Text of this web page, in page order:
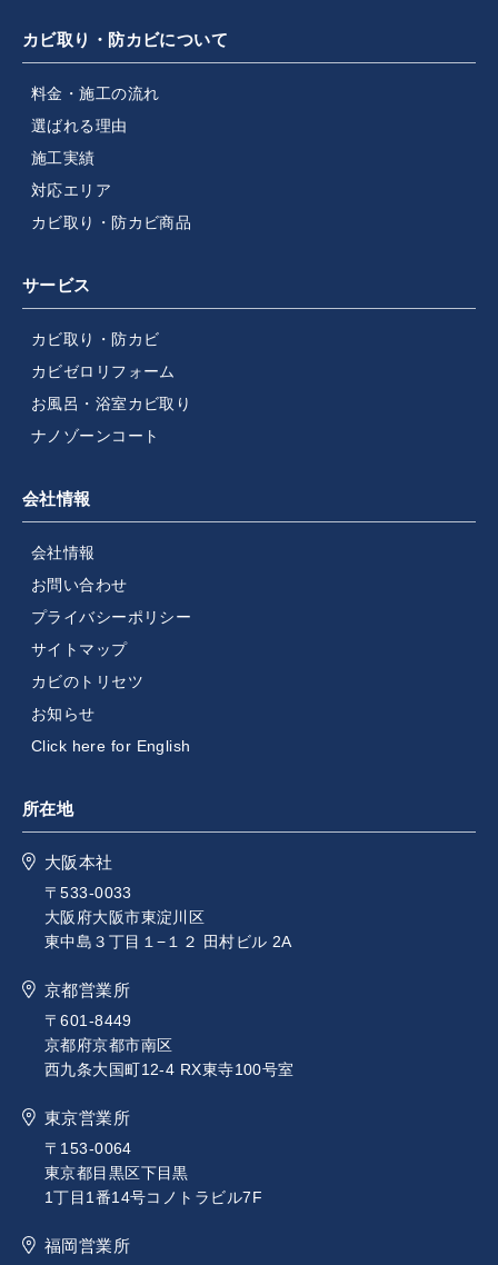
カビ取り・防カビについて
料金・施工の流れ
選ばれる理由
施工実績
対応エリア
カビ取り・防カビ商品
サービス
カビ取り・防カビ
カビゼロリフォーム
お風呂・浴室カビ取り
ナノゾーンコート
会社情報
会社情報
お問い合わせ
プライバシーポリシー
サイトマップ
カビのトリセツ
お知らせ
Click here for English
所在地
大阪本社
〒533-0033
大阪府大阪市東淀川区
東中島３丁目１−１２ 田村ビル 2A
京都営業所
〒601-8449
京都府京都市南区
西九条大国町12-4 RX東寺100号室
東京営業所
〒153-0064
東京都目黒区下目黒
1丁目1番14号コノトラビル7F
福岡営業所